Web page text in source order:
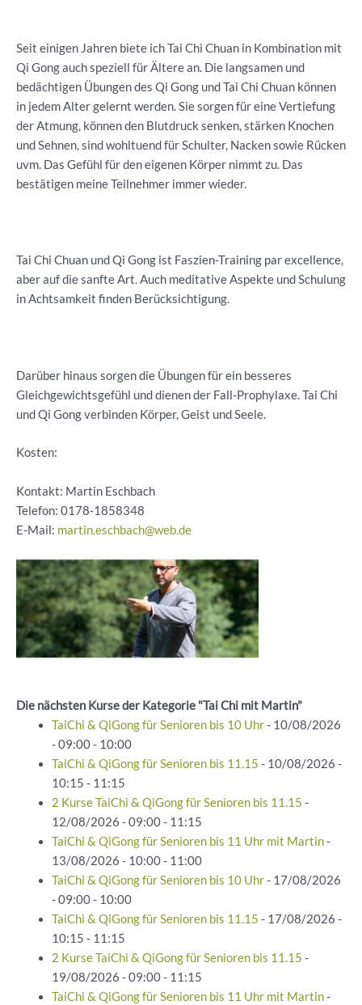
Seit einigen Jahren biete ich Tai Chi Chuan in Kombination mit
Qi Gong auch speziell für Ältere an. Die langsamen und
bedächtigen Übungen des Qi Gong und Tai Chi Chuan können
in jedem Alter gelernt werden. Sie sorgen für eine Vertiefung
der Atmung, können den Blutdruck senken, stärken Knochen
und Sehnen, sind wohltuend für Schulter, Nacken sowie Rücken
uvm. Das Gefühl für den eigenen Körper nimmt zu. Das
bestätigen meine Teilnehmer immer wieder.
Tai Chi Chuan und Qi Gong ist Faszien-Training par excellence,
aber auf die sanfte Art. Auch meditative Aspekte und Schulung
in Achtsamkeit finden Berücksichtigung.
Darüber hinaus sorgen die Übungen für ein besseres
Gleichgewichtsgefühl und dienen der Fall-Prophylaxe. Tai Chi
und Qi Gong verbinden Körper, Geist und Seele.
Kosten:
Kontakt: Martin Eschbach
Telefon: 0178-1858348
E-Mail: martin.eschbach@web.de
Die nächsten Kurse der Kategorie "Tai Chi mit Martin"
TaiChi & QiGong für Senioren bis 10 Uhr- 10/08/2026
- 09:00 - 10:00
TaiChi & QiGong für Senioren bis 11.15 - 10/08/2026 -
10:15 - 11:15
2 Kurse TaiChi & QiGong für Senioren bis 11.15 -
12/08/2026 - 09:00 - 11:15
TaiChi & QiGong für Senioren bis 11 Uhr mit Martin-
13/08/2026 - 10:00 - 11:00
TaiChi & QiGong für Senioren bis 10 Uhr- 17/08/2026
- 09:00 - 10:00
TaiChi & QiGong für Senioren bis 11.15 - 17/08/2026 -
10:15 - 11:15
2 Kurse TaiChi & QiGong für Senioren bis 11.15 -
19/08/2026 - 09:00 - 11:15
TaiChi & QiGong für Senioren bis 11 Uhr mit Martin-